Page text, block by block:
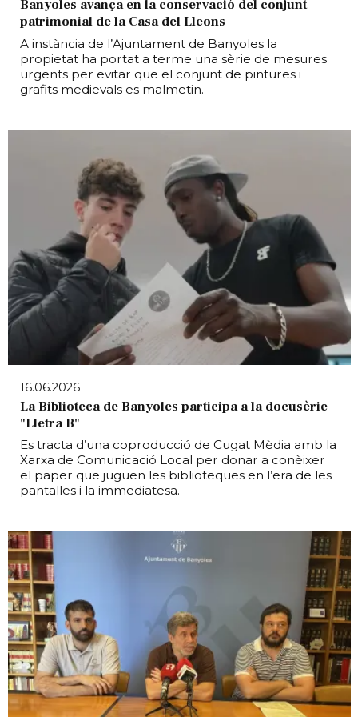
Banyoles avança en la conservació del conjunt
patrimonial de la Casa del Lleons
A instància de l’Ajuntament de Banyoles la
propietat ha portat a terme una sèrie de mesures
urgents per evitar que el conjunt de pintures i
grafits medievals es malmetin.
16.06.2026
La Biblioteca de Banyoles participa a la docusèrie
"Lletra B"
Es tracta d’una coproducció de Cugat Mèdia amb la
Xarxa de Comunicació Local per donar a conèixer
el paper que juguen les biblioteques en l’era de les
pantalles i la immediatesa.